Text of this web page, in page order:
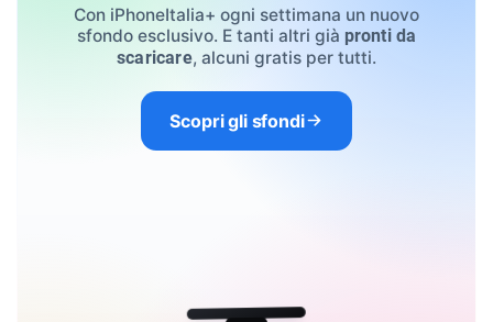
Con iPhoneItalia+ ogni settimana un nuovo
sfondo esclusivo. E tanti altri già pronti da
scaricare, alcuni gratis per tutti.
Scopri gli sfondi